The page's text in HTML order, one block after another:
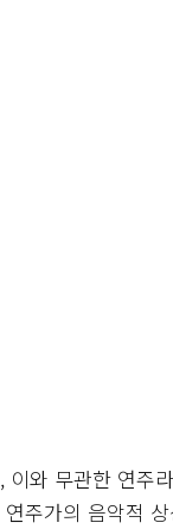
이와 무관한 연주
주가의 음악적